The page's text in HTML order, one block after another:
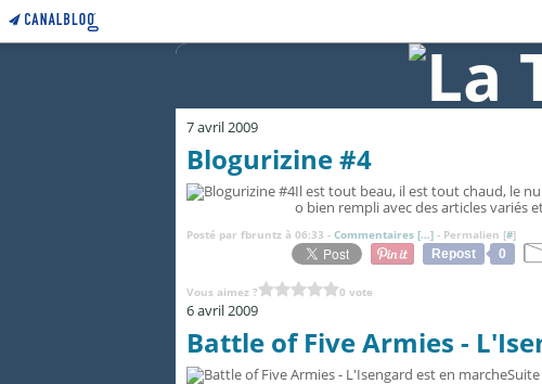
7 avril 2009
Blogurizine #4
Il est tout beau, il est tout chaud, le
o bien rempli avec des articles variés
Posté par fbruntz à 06:33 - Commentaires […] - Permalien [#]
Repost
0
Vous aimez ? 0 vote
6 avril 2009
Battle of Five Armies -